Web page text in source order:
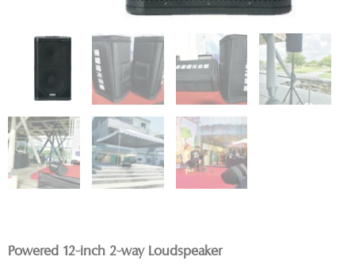
Powered 12-inch 2-way Loudspeaker